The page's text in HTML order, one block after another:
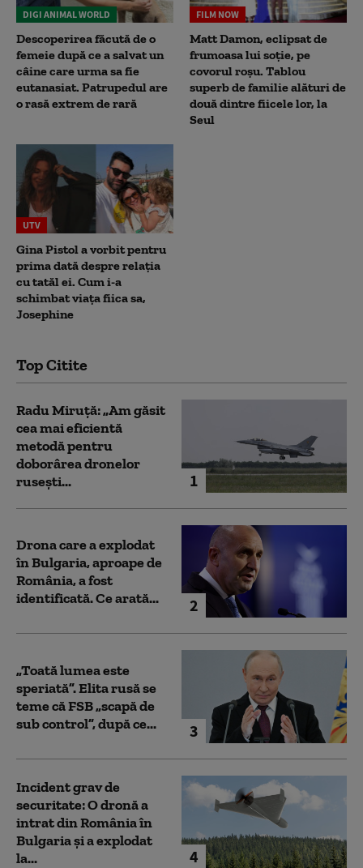
DIGI ANIMAL WORLD
Descoperirea făcută de o
femeie după ce a salvat un
câine care urma sa fie
eutanasiat. Patrupedul are
o rasă extrem de rară
FILM NOW
Matt Damon, eclipsat de
frumoasa lui soție, pe
covorul roșu. Tablou
superb de familie alături de
două dintre fiicele lor, la
Seul
UTV
Gina Pistol a vorbit pentru
prima dată despre relația
cu tatăl ei. Cum i-a
schimbat viața fiica sa,
Josephine
Top Citite
1
Radu Miruță: „Am găsit
cea mai eficientă
metodă pentru
doborârea dronelor
rusești...
2
Drona care a explodat
în Bulgaria, aproape de
România, a fost
identificată. Ce arată...
3
„Toată lumea este
speriată”. Elita rusă se
teme că FSB „scapă de
sub control”, după ce...
4
Incident grav de
securitate: O dronă a
intrat din România în
Bulgaria şi a explodat
la...